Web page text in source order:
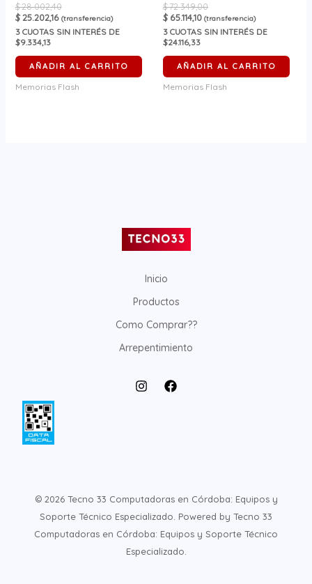
$28.002,40
$25.202,16 (transferencia)
3CUOTAS SIN INTERÉS DE
$9.334,13
AÑADIR AL CARRITO
Memorias Flash
$72.349,00
$ 65.114,10 (transferencia)
3 CUOTAS SIN INTERÉS DE
$24.116,33
AÑADIR AL CARRITO
Memorias Flash
Inicio
Productos
Como Comprar??
Arrepentimiento
© 2026 Tecno 33 Computadoras en Córdoba: Equipos y
Soporte Técnico Especializado. Powered by Tecno 33
Computadoras en Córdoba: Equipos y Soporte Técnico
Especializado.